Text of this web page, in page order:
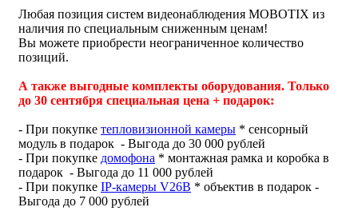
Любая позиция систем видеонаблюдения MOBOTIX из
наличия по специальным сниженным ценам!
Вы можете приобрести неограниченное количество
позиций.
А также выгодные комплекты оборудования. Только
до 30 сентября специальная цена + подарок:
- При покупке тепловизионной камеры * сенсорный
модуль в подарок - Выгода до 30 000 рублей
- При покупке домофона * монтажная рамка и коробка в
подарок - Выгода до 11 000 рублей
- При покупке IP-камеры V26B * объектив в подарок -
Выгода до 7 000 рублей